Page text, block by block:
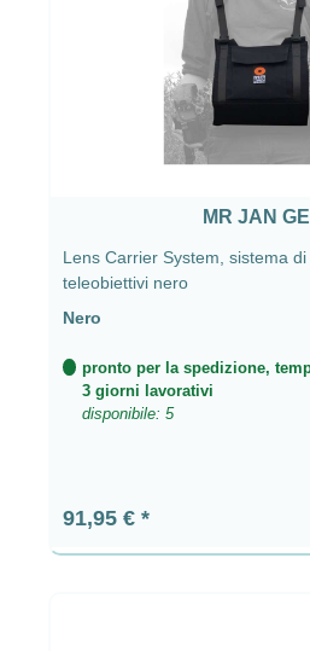
MR JAN
Lens Carrier System, sistema
teleobiettivi nero
Nero
pronto per la spedizione,
3 giorni lavorativi
disponibile: 5
Prezzo normale:
91,95 €